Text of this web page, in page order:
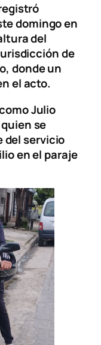
domingo en
del
de
donde un
el acto.
Julio
se
del servicio
en el paraje